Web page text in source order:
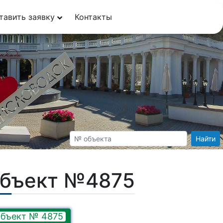
заявку Контакты
Найти
№4875
№ 4875